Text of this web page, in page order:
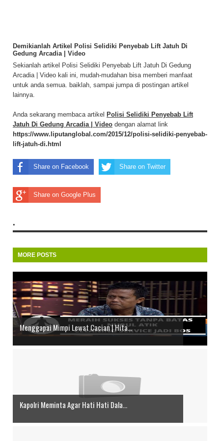
Demikianlah Artikel Polisi Selidiki Penyebab Lift Jatuh Di
Gedung Arcadia | Video
Sekianlah artikel Polisi Selidiki Penyebab Lift Jatuh Di Gedung
Arcadia | Video kali ini, mudah-mudahan bisa memberi manfaat
untuk anda semua. baiklah, sampai jumpa di postingan artikel
lainnya.
Anda sekarang membaca artikel Polisi Selidiki Penyebab Lift
Jatuh Di Gedung Arcadia | Video dengan alamat link
https://www.liputanglobal.com/2015/12/polisi-selidiki-penyebab-
lift-jatuh-di.html
Share on Facebook Share on Twitter
Share on Google Plus
.
MORE POSTS
Menggapai Mimpi Lewat Cacian | Hita...
Kapolri Meminta Agar Hati Hati Dala...